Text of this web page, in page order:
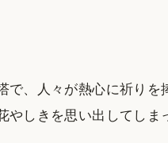
、人々が熱心に祈りを
しきを思い出してしま